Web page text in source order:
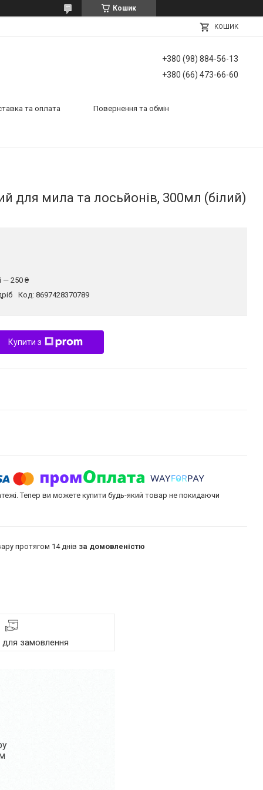
Кошик
КОШИК
+380 (98) 884-56-13
+380 (66) 473-66-60
та оплата Повернення та обмін
для мила та лосьйонів, 300мл (білий)
— 250 ₴
Код: 8697428370789
Купити з
Тепер ви можете купити будь-який товар не покидаючи
протягом 14 днів за домовленістю
для замовлення